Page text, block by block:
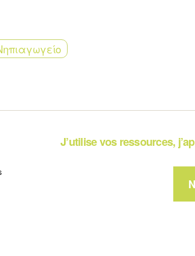
J’utilise vos ressources,